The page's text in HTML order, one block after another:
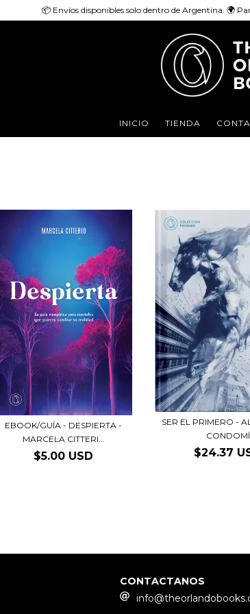
📦 Envíos disponibles solo dentro de Argentina. 🌍
INICIO TIENDA
EBOOK/GUÍA - DESPIERTA -
MARCELA CITTERI...
$5.00 USD
SER EL PRIMERO -
CONDOMÍ
$24.37
CONTACTANOS